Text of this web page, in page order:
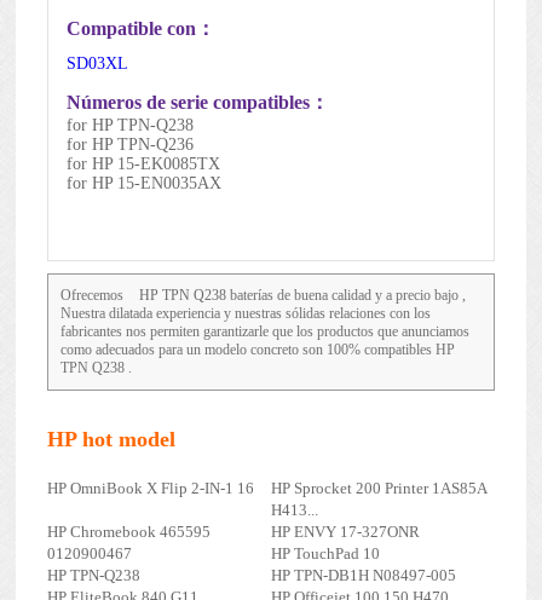
Mantenimiento de la batería
Compatible con：
SD03XL
Números de serie compatibles：
for HP TPN-Q238
for HP TPN-Q236
for HP 15-EK0085TX
for HP 15-EN0035AX
Ofrecemos HP TPN Q238baterías de buena calidad y a precio bajo ,
Nuestra dilatada experiencia y nuestras sólidas relaciones con los
fabricantes nos permiten garantizarle que los productos que anunciamos
como adecuados para un modelo concreto son 100% compatibles HP
TPN Q238 .
HP hot model
HP OmniBook X Flip 2-IN-1 16
HP Sprocket 200 Printer 1AS85A
H413...
HP Chromebook 465595
0120900467
HP ENVY 17-327ONR
HP TouchPad 10
HP TPN-Q238
HP TPN-DB1H N08497-005